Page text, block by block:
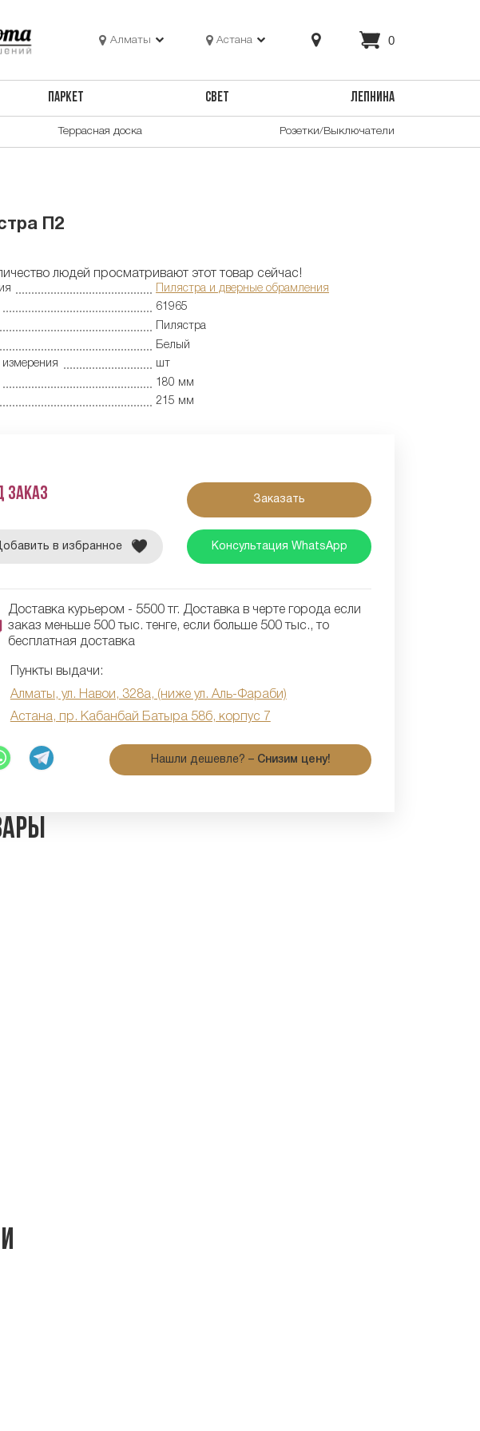
Алматы Астана 0
ПАРКЕТ СВЕТ ЛЕПНИНА
Террасная доска Розетки/Выключатели
П2
людей просматривают этот товар сейчас!
Пилястра и дверные обрамления
61965
Пилястра
Белый
шт
180 мм
215 мм
заказ Заказать
в избранное Консультация WhatsApp
Доставка курьером - 5500 тг. Доставка в черте города если
заказ меньше 500 тыс. тенге, если больше 500 тыс., то
бесплатная доставка
Пункты выдачи:
Алматы, ул. Навои, 328а, (ниже ул. Аль-Фараби)
Астана, пр. Кабанбай Батыра 58б, корпус 7
Нашли дешевле? – Снизим цену!